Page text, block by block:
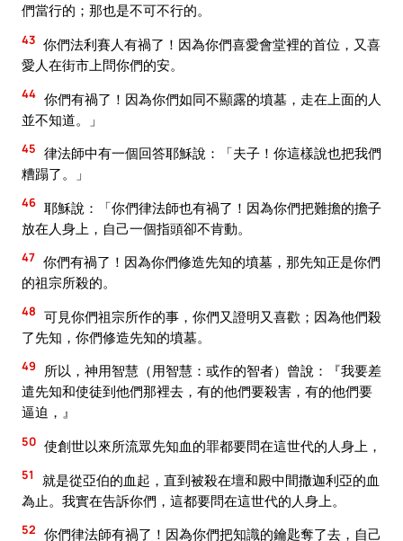
們當行的；那也是不可不行的。
43 你們法利賽人有禍了！因為你們喜愛會堂裡的首位，又喜
愛人在街市上問你們的安。
44 你們有禍了！因為你們如同不顯露的墳墓，走在上面的人
並不知道。」
45 律法師中有一個回答耶穌說：「夫子！你這樣說也把我們
糟蹋了。」
46 耶穌說：「你們律法師也有禍了！因為你們把難擔的擔子
放在人身上，自己一個指頭卻不肯動。
47 你們有禍了！因為你們修造先知的墳墓，那先知正是你們
的祖宗所殺的。
48 可見你們祖宗所作的事，你們又證明又喜歡；因為他們殺
了先知，你們修造先知的墳墓。
49
所以，神用智慧（用智慧：或作的智者）曾說：『我要差
遣先知和使徒到他們那裡去，有的他們要殺害，有的他們要
逼迫，』
50 使創世以來所流眾先知血的罪都要問在這世代的人身上，
51
就是從亞伯的血起，直到被殺在壇和殿中間撒迦利亞的血
為止。我實在告訴你們，這都要問在這世代的人身上。
52 你們律法師有禍了！因為你們把知識的鑰匙奪了去，自己